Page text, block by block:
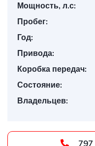
Мощность, л.с:
Пробег:
Год:
Привода:
Коробка передач:
Состояние:
Владельцев: